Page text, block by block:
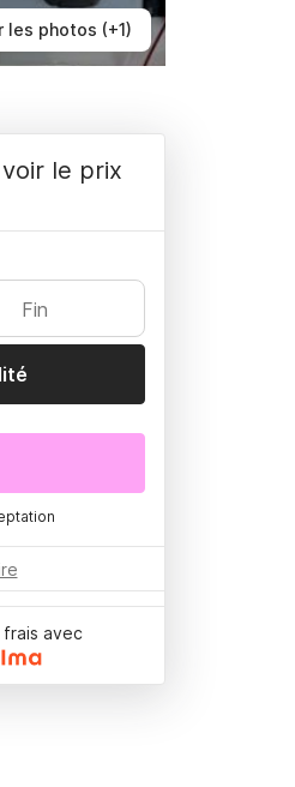
les photos (+1)
le prix
Fin
avec